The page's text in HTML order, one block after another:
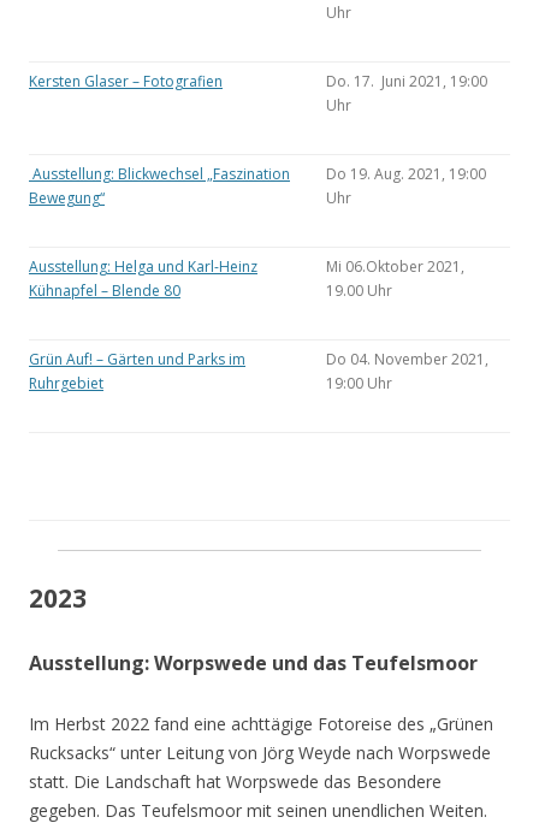
Uhr
Kersten Glaser – Fotografien
Do. 17. Juni 2021, 19:00
Uhr
Ausstellung: Blickwechsel „Faszination
Bewegung“
Do 19. Aug. 2021, 19:00
Uhr
Ausstellung: Helga und Karl-Heinz
Kühnapfel – Blende 80
Mi 06.Oktober 2021,
19.00 Uhr
Grün Auf! – Gärten und Parks im
Ruhrgebiet
Do 04. November 2021,
19:00 Uhr
2023
Ausstellung: Worpswede und das Teufelsmoor
Im Herbst 2022 fand eine achttägige Fotoreise des „Grünen
Rucksacks“ unter Leitung von Jörg Weyde nach Worpswede
statt. Die Landschaft hat Worpswede das Besondere
gegeben. Das Teufelsmoor mit seinen unendlichen Weiten.